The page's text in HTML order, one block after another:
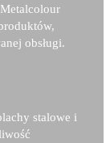
obsługi.
stalowe i